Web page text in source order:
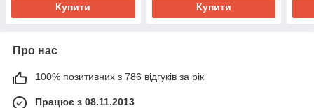
Купити Купити
Про нас
100% позитивних з 786 відгуків за рік
Працює з 08.11.2013